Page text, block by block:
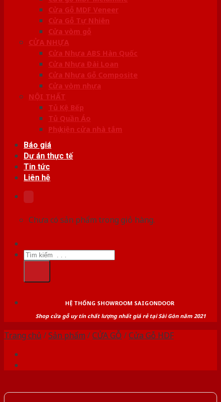
Cửa Gỗ MDF Veneer
Cửa Gỗ Tự Nhiên
Cửa vòm gỗ
CỬA NHỰA
Cửa Nhựa ABS Hàn Quốc
Cửa Nhựa Đài Loan
Cửa Nhựa Gỗ Composite
Cửa vòm nhựa
NỘI THẤT
Tủ Kệ Bếp
Tủ Quần Áo
Phụ kiện cửa nhà tắm
Báo giá
Dự án thực tế
Tin tức
Liên hệ
Chưa có sản phẩm trong giỏ hàng.
Tìm
kiếm:
HỆ THỐNG SHOWROOM SAIGONDOOR
Shop cửa gỗ uy tín chất lượng nhất giá rẻ tại Sài Gòn năm 2021
Trang chủ /Sản phẩm /CỬA GỖ /Cửa Gỗ HDF